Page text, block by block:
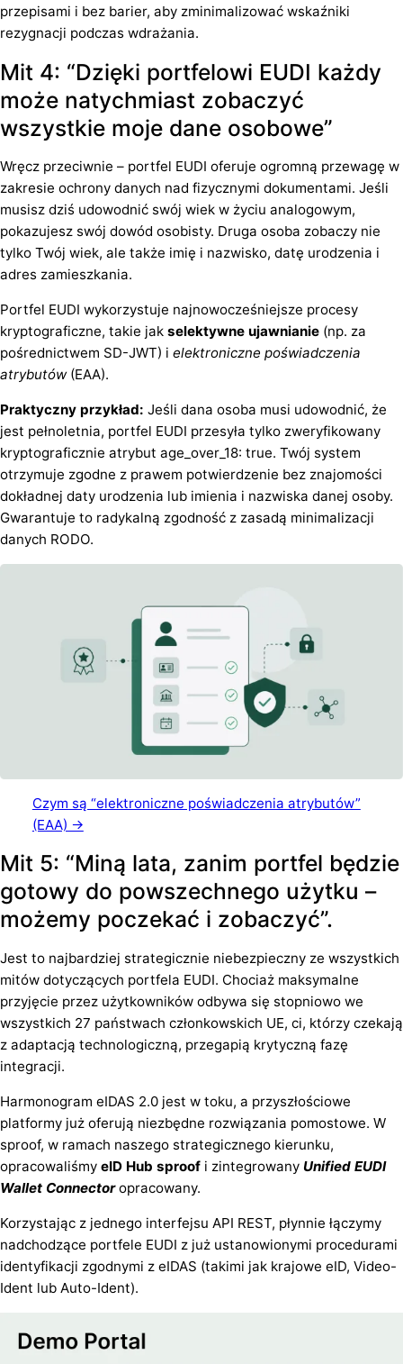
przepisami i bez barier, aby zminimalizować wskaźniki
rezygnacji podczas wdrażania.
Mit 4: “Dzięki portfelowi EUDI każdy
może natychmiast zobaczyć
wszystkie moje dane osobowe”
Wręcz przeciwnie – portfel EUDI oferuje ogromną przewagę w
zakresie ochrony danych nad fizycznymi dokumentami. Jeśli
musisz dziś udowodnić swój wiek w życiu analogowym,
pokazujesz swój dowód osobisty. Druga osoba zobaczy nie
tylko Twój wiek, ale także imię i nazwisko, datę urodzenia i
adres zamieszkania.
Portfel EUDI wykorzystuje najnowocześniejsze procesy
kryptograficzne, takie jak selektywne ujawnianie (np. za
pośrednictwem SD-JWT) i elektroniczne poświadczenia
atrybutów(EAA).
Praktyczny przykład: Jeśli dana osoba musi udowodnić, że
jest pełnoletnia, portfel EUDI przesyła tylko zweryfikowany
kryptograficznie atrybut age_over_18: true. Twój system
otrzymuje zgodne z prawem potwierdzenie bez znajomości
dokładnej daty urodzenia lub imienia i nazwiska danej osoby.
Gwarantuje to radykalną zgodność z zasadą minimalizacji
danych RODO.
Czym są “elektroniczne poświadczenia atrybutów”
(EAA) →
Mit 5: “Miną lata, zanim portfel będzie
gotowy do powszechnego użytku –
możemy poczekać i zobaczyć”.
Jest to najbardziej strategicznie niebezpieczny ze wszystkich
mitów dotyczących portfela EUDI. Chociaż maksymalne
przyjęcie przez użytkowników odbywa się stopniowo we
wszystkich 27 państwach członkowskich UE, ci, którzy czekają
z adaptacją technologiczną, przegapią krytyczną fazę
integracji.
Harmonogram eIDAS 2.0 jest w toku, a przyszłościowe
platformy już oferują niezbędne rozwiązania pomostowe. W
sproof, w ramach naszego strategicznego kierunku,
opracowaliśmy eID Hub sproof i zintegrowany Unified EUDI
Wallet Connectoropracowany.
Korzystając z jednego interfejsu API REST, płynnie łączymy
nadchodzące portfele EUDI z już ustanowionymi procedurami
identyfikacji zgodnymi z eIDAS (takimi jak krajowe eID, Video-
Ident lub Auto-Ident).